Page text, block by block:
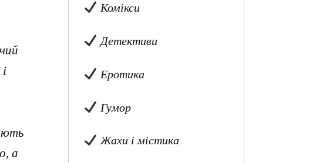
а
Комікси
Детективи
Еротика
Гумор
Жахи і містика